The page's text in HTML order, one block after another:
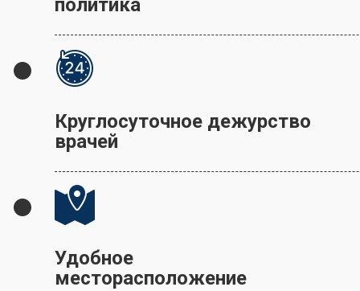
политика
Круглосуточное дежурство
врачей
Удобное
месторасположение